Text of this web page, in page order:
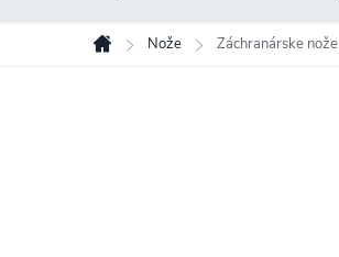
Domov
Nože Záchranárske nože